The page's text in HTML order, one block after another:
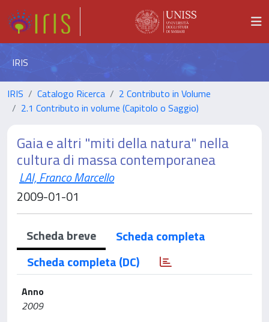
IRIS
IRIS Catalogo Ricerca
2 Contributo in Volume
2.1 Contributo in volume (Capitolo o Saggio)
Gaia e altri "miti della natura" nella
cultura di massa contemporanea
LAI, Franco Marcello
2009-01-01
Scheda breve
Scheda completa
Scheda completa (DC)
Anno
2009